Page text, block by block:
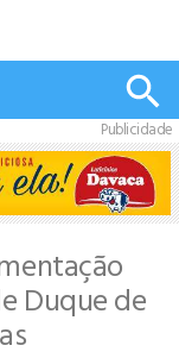
Publicidade
Duque de